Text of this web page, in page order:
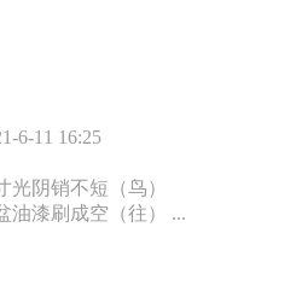
6-11 16:25
光阴销不短（鸟）
油漆刷成空（往） ...